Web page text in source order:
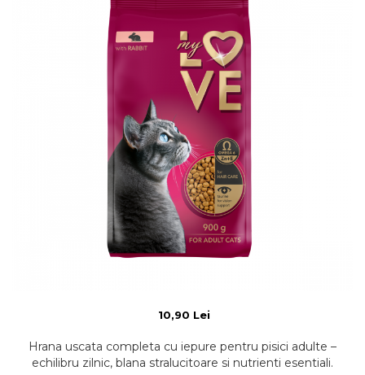
10,90 Lei
Hrana uscata completa cu iepure pentru pisici adulte –
echilibru zilnic, blana stralucitoare si nutrienti esentiali.